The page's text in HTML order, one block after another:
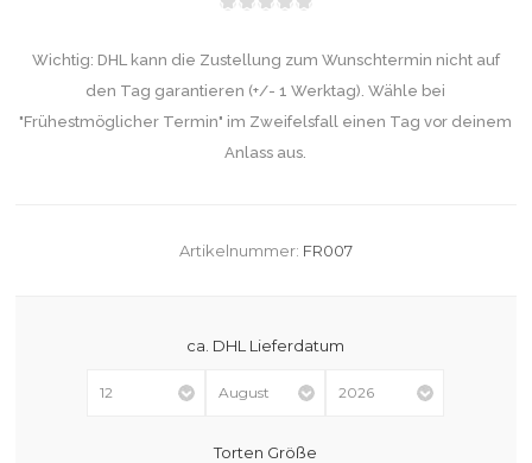
Wichtig: DHL kann die Zustellung zum Wunschtermin nicht auf
den Tag garantieren (+/- 1 Werktag). Wähle bei
"Frühestmöglicher Termin" im Zweifelsfall einen Tag vor deinem
Anlass aus.
Artikelnummer: FR007
ca. DHL Lieferdatum
Torten Größe